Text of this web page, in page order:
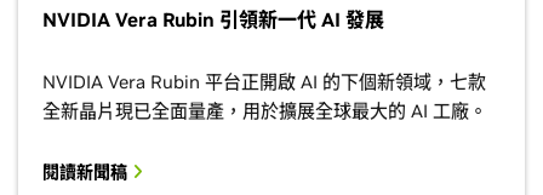
NVIDIA Vera Rubin 引領新一代 AI 發展
NVIDIA Vera Rubin 平台正開啟 AI 的下個新領域，七款
全新晶片現已全面量產，用於擴展全球最大的 AI 工廠。
閱讀新聞稿